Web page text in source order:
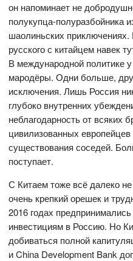
он напоминает не
полукупца-полуразбойника
шаолиньских
русского с китайцем навек
В международной политике
мародёры. Одни больше,
исключения. Лишь Россия
глубоко внутренних
неблагодарность от всяких
цивилизованных
существования соседей.
поступает.
С Китаем тоже всё далеко
очень крепкий орешек и
2016 годах
инвестициям в Россию. Но
добиваться полной
и China Development Bank